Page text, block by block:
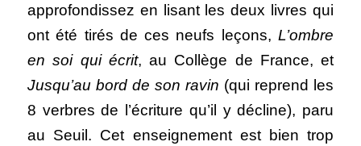
approfondissez en lisant les deux livres qui
ont été tirés de ces neufs leçons, L’ombre
en soi qui écrit
Jusqu’au bord de son ravin (qui reprend les
8 verbres de l’écriture qu’il y décline), paru
au Seuil. Cet enseignement est bien trop